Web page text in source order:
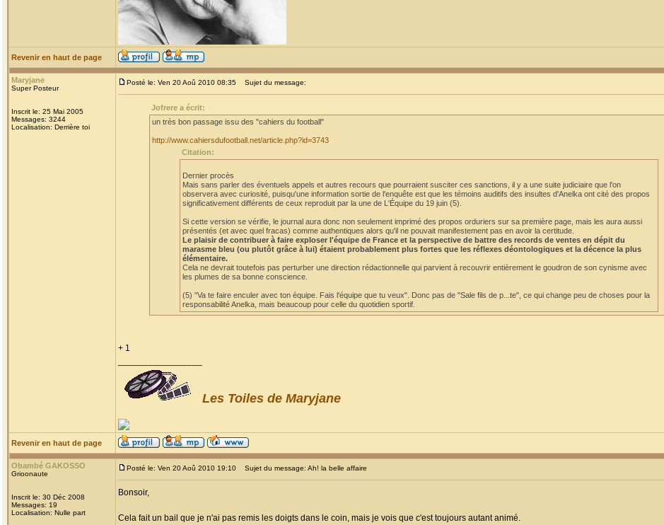
Revenir en haut de page
Maryjane
Super Posteur
Inscrit le: 25 Mai 2005
Messages: 3244
Localisation: Derrière toi
Posté le: Ven 20 Aoû 2010 08:35 Sujet du message:
Jofrere a écrit:
un très bon passage issu des "cahiers du football"
http://www.cahiersdufootball.net/article.php?id=3743
Citation:
Dernier procès
Mais sans parler des éventuels appels et autres recours que pourraient susciter ces sanctions, il y a une suite judiciaire que l'on
observera avec curiosité, puisqu'une information sortie de l'enquête est que les témoins auditifs des insultes d'Anelka ont cité des propos
significativement différents de ceux reproduit par la une de L'Équipe du 19 juin (5).
Si cette version se vérifie, le journal aura donc non seulement imprimé des propos orduriers sur sa première page, mais les aura aussi
présentés (et avec quel fracas) comme authentiques alors qu'il ne pouvait manifestement pas en avoir la certitude.
Le plaisir de contribuer à faire exploser l'équipe de France et la perspective de battre des records de ventes en dépit du
marasme bleu (ou plutôt grâce à lui) étaient probablement plus fortes que les réflexes déontologiques et la décence la plus
élémentaire.
Cela ne devrait toutefois pas perturber une direction rédactionnelle qui parvient à recouvrir entièrement le goudron de son cynisme avec
les plumes de sa bonne conscience.
(5) "Va te faire enculer avec ton équipe. Fais l'équipe que tu veux". Donc pas de "Sale fils de p...te", ce qui change peu de choses pour la
responsabilité Anelka, mais beaucoup pour celle du quotidien sportif.
+ 1
Les Toiles de Maryjane
Revenir en haut de page
Obambé GAKOSSO
Grioonaute
Inscrit le: 30 Déc 2008
Messages: 19
Localisation: Nulle part
Posté le: Ven 20 Aoû 2010 19:10 Sujet du message: Ah! la belle affaire
Bonsoir,
Cela fait un bail que je n'ai pas remis les doigts dans le coin, mais je vois que c'est toujours autant animé.